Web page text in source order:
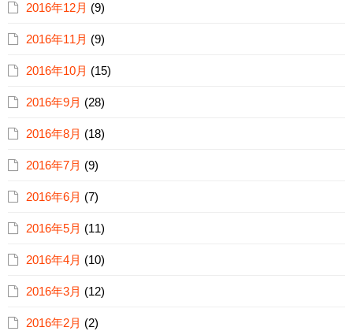
2016年12月 (9)
2016年11月 (9)
2016年10月 (15)
2016年9月 (28)
2016年8月 (18)
2016年7月 (9)
2016年6月 (7)
2016年5月 (11)
2016年4月 (10)
2016年3月 (12)
2016年2月 (2)